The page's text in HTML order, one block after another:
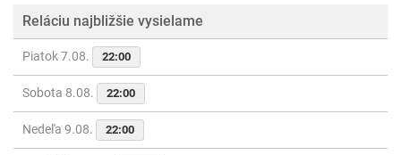
Reláciu najbližšie vysielame
Piatok 7.08. 22:00
Sobota 8.08. 22:00
Nedeľa 9.08. 22:00